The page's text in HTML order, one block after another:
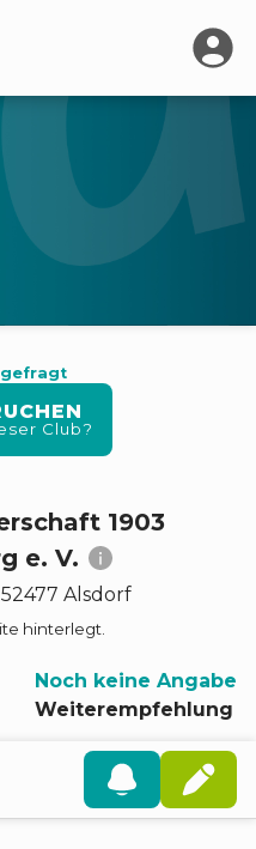
Club?
1903
e. V.
Alsdorf
hinterlegt.
Noch keine Angabe
Weiterempfehlung